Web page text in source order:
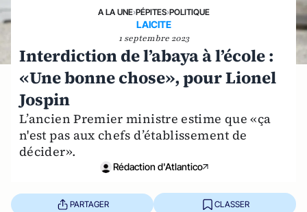
A LA UNE›PÉPITES›POLITIQUE
LAICITE
1 septembre 2023
Interdiction de l’abaya à l’école :
«Une bonne chose», pour Lionel
Jospin
L’ancien Premier ministre estime que «ça
n'est pas aux chefs d’établissement de
décider».
Rédaction d'Atlantico
PARTAGER CLASSER